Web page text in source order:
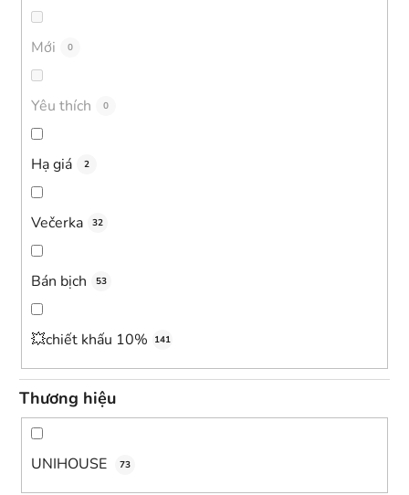
Mới 0
Yêu thích 0
Hạ giá 2
Večerka 32
Bán bịch 53
💥chiết khấu 10% 141
Thương hiệu
UNIHOUSE 73